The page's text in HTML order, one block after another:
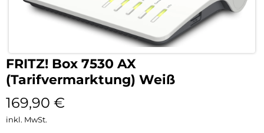
FRITZ! Box 7530 AX
(Tarifvermarktung) Weiß
169,90 €
inkl. MwSt.